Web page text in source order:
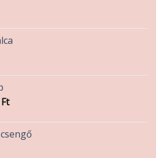
FtÁrtartomány:
-
330 Ft